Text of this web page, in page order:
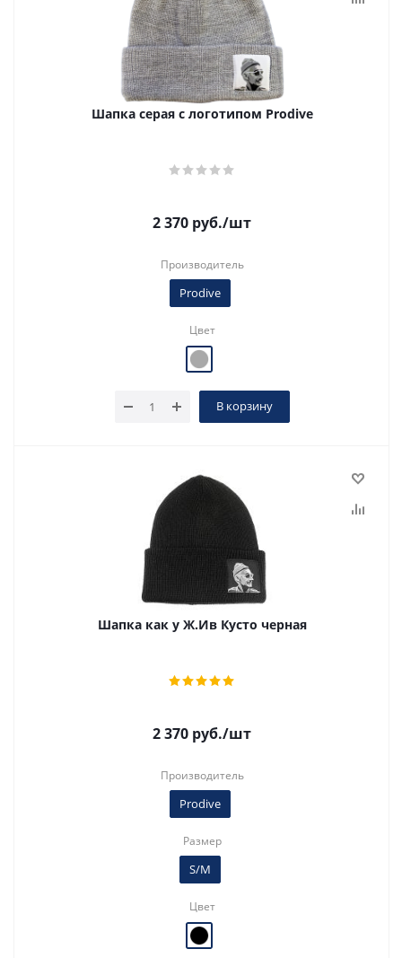
Шапка серая с логотипом Prodive
2 370 руб./шт
Производитель
Prodive
Цвет
В корзину
Шапка как у Ж.Ив Кусто черная
2 370 руб./шт
Производитель
Prodive
Размер
S/M
Цвет